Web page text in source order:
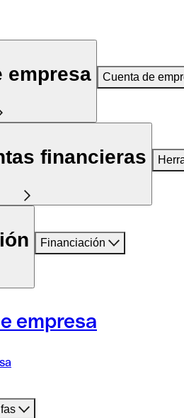
empresa Cuenta de
financieras
Financiación
empresa